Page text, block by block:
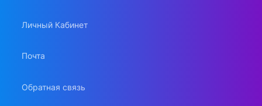
Личный Кабинет
Почта
Обратная связь